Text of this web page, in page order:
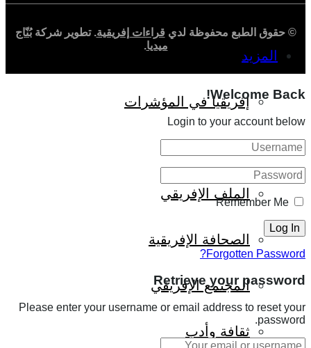
المزيد
إفريقيا في المؤشرات
الملف الإفريقي
الصحافة الإفريقية
المجتمع الإفريقي
ثقافة وأدب
© حقوق الطبع محفوظة لدي قراءات إفريقية. تطوير شركةبُنّاج
ميديا.
Welcome Back!
Login to your account below
Remember Me
Forgotten Password?
Retrieve your password
Please enter your username or email address to reset your
password.